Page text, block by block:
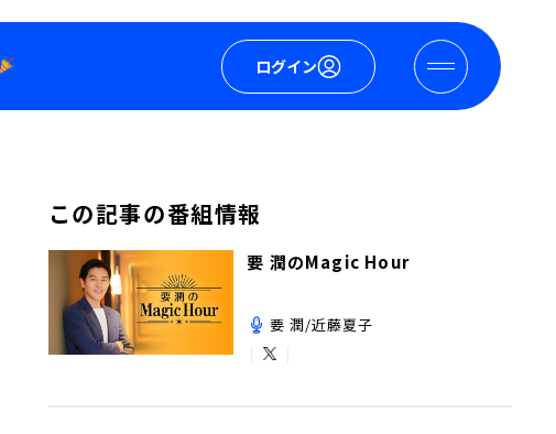
ログイン
この記事の番組情報
要 潤のMagic Hour
要 潤/近藤夏子